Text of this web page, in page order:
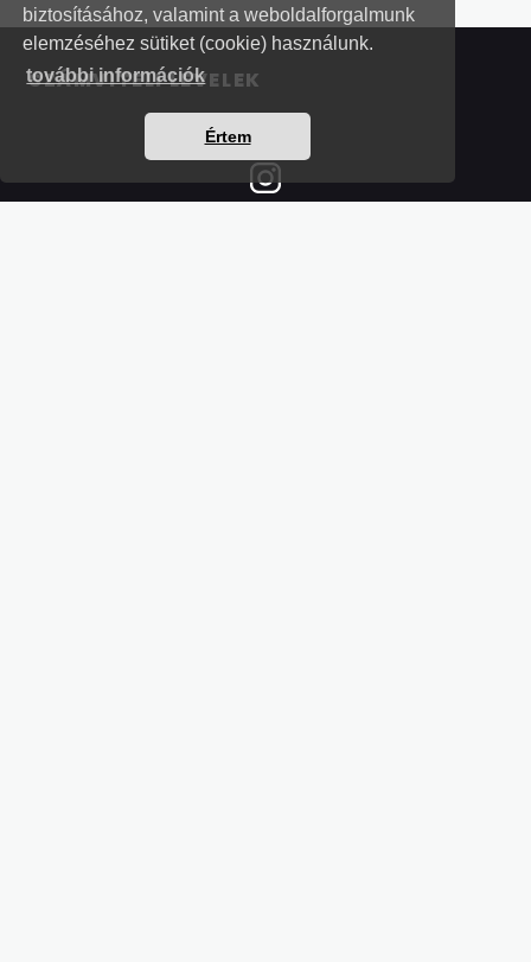
biztosításához, valamint a weboldalforgalmunk
elemzéséhez sütiket (cookie) használunk.
további információk
Értem
SZÁMVITELI LEVELEK